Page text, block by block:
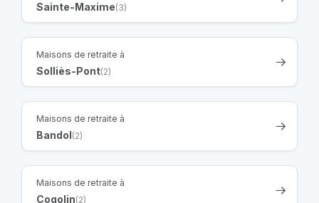
Sainte-Maxime(3)
Maisons de retraite à
Solliès-Pont(2)
Maisons de retraite à
Bandol(2)
Maisons de retraite à
Cogolin(2)